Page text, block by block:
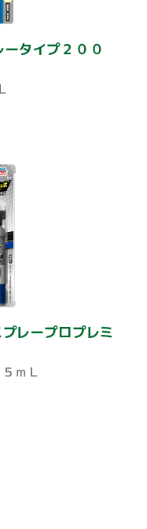
タイプ２００
レープロプレミ
ｍＬ